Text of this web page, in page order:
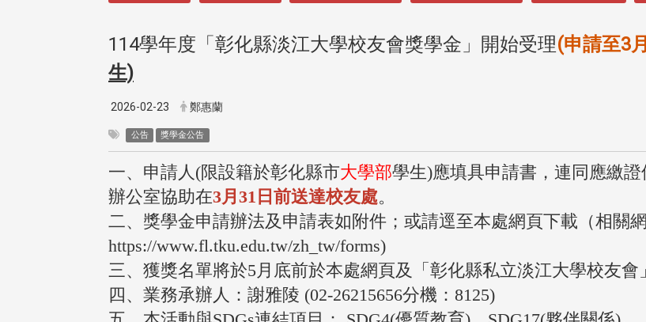
114學年度「彰化縣淡江⼤學校友會獎學⾦」開始受理(申請⾄3
生)
2026-02-23 鄭惠蘭
公告 獎學金公告
一、申請人(限設籍於彰化縣市大學部學生)應填具申請書，連同應繳
辦公室協助在3月31日前送達校友處。
二、獎學金申請辦法及申請表如附件；或請逕至本處網頁下載（相關網
https://www.fl.tku.edu.tw/zh_tw/forms)
三、獲獎名單將於5月底前於本處網頁及「彰化縣私立淡江大學校友會
四、業務承辦人：謝雅陵 (02-26215656分機：8125)